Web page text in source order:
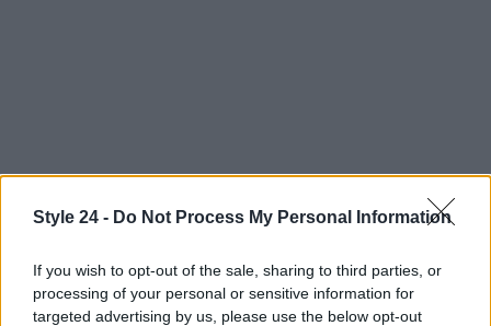
Style 24 - Do Not Process My Personal Information
If you wish to opt-out of the sale, sharing to third parties, or
processing of your personal or sensitive information for
targeted advertising by us, please use the below opt-out
AUTORE
Staff